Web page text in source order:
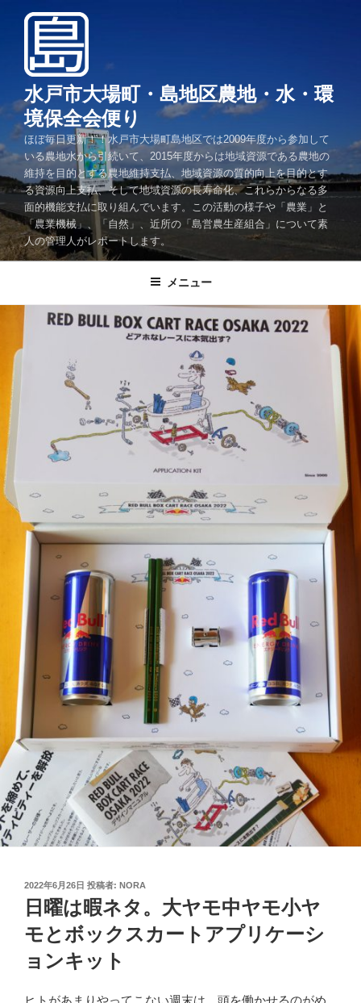
へ
キ
プ
水戸市大場町・島地区農地・水・環
境保全会便り
ほぼ毎日更新！！水戸市大場町島地区では2009年度から参加して
いる農地水から引続いて、2015年度からは地域資源である農地の
維持を目的とする農地維持支払、地域資源の質的向上を目的とす
る資源向上支払、そして地域資源の長寿命化、これらからなる多
面的機能支払に取り組んでいます。この活動の様子や「農業」と
「農業機械」、「自然」、近所の「島営農生産組合」について素
人の管理人がレポートします。
メニュー
投
稿
日:
2022年6月26日 投稿者: NORA
日曜は暇ネタ。大ヤモ中ヤモ小ヤ
モとボックスカートアプリケーシ
ョンキット